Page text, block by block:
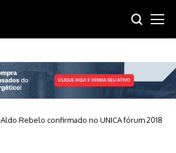
Aldo Rebelo confirmado no UNICA fórum 2018